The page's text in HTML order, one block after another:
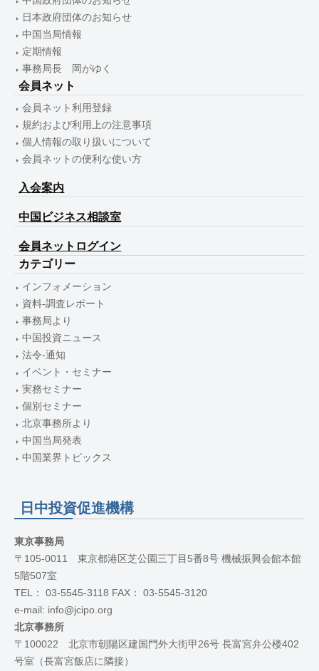
日本政府団体のお知らせ
中国当局情報
定期情報
事務局長 岡がゆく
会員ネット
会員ネット利用登録
規約および利用上の注意事項
個人情報の取り扱いについて
会員ネットの便利な使い方
入会案内
中国ビジネス相談室
会員ネットログイン
カテゴリー
インフォメーション
資料-調査レポート
事務局より
中国投資ニュース
法令-通知
イベント・セミナー
実務セミナー
個別セミナー
北京事務所より
中国当局発表
中国業界トピックス
日中投資促進機構
東京事務局
〒105-0011 東京都港区芝公園三丁目5番8号 機械振興会館本館
5階507室
TEL： 03-5545-3118 FAX： 03-5545-3120
e-mail: info@jcipo.org
北京事務所
〒100022 北京市朝陽区建国門外大街甲26号 長富宮弁公楼402
号室（長富宮飯店に隣接）